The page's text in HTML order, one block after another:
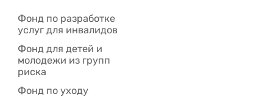
Фонд по разработке
услуг для инвалидов
Фонд для детей и
молодежи из групп
риска
Фонд по уходу